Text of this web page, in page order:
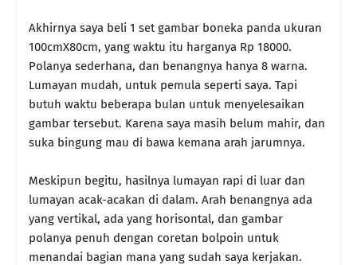
Akhirnya saya beli 1 set gambar boneka panda ukuran
100cmX80cm, yang waktu itu harganya Rp 18000.
Polanya sederhana, dan benangnya hanya 8 warna.
Lumayan mudah, untuk pemula seperti saya. Tapi
butuh waktu beberapa bulan untuk menyelesaikan
gambar tersebut. Karena saya masih belum mahir, dan
suka bingung mau di bawa kemana arah jarumnya.
Meskipun begitu, hasilnya lumayan rapi di luar dan
lumayan acak-acakan di dalam. Arah benangnya ada
yang vertikal, ada yang horisontal, dan gambar
polanya penuh dengan coretan bolpoin untuk
menandai bagian mana yang sudah saya kerjakan.